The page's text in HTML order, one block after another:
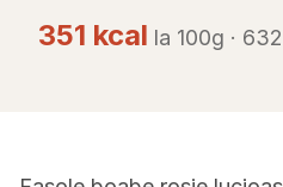
351 kcal la 100g · 632